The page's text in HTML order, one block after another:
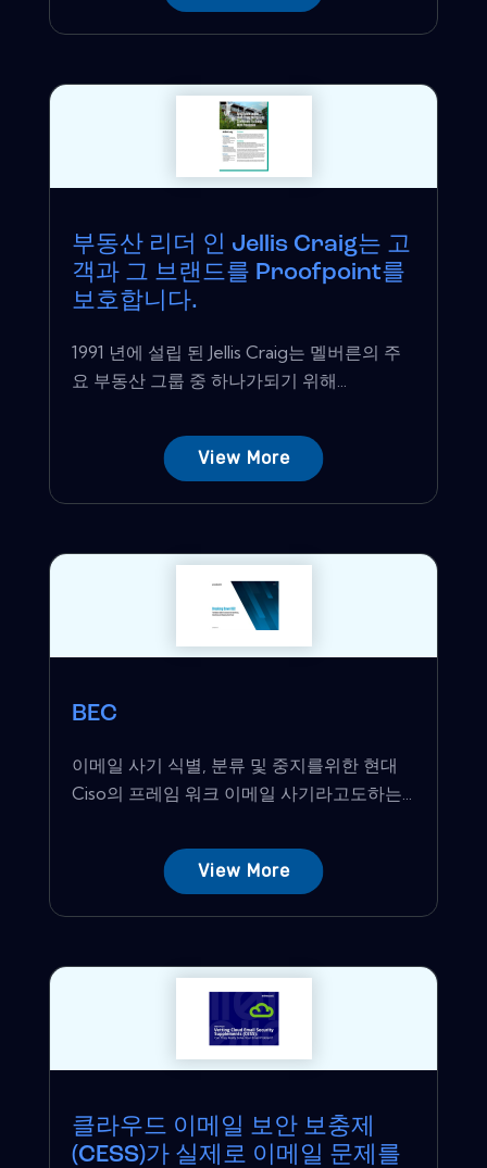
부동산 리더 인 Jellis Craig는 고
객과 그 브랜드를 Proofpoint를
보호합니다.
1991 년에 설립 된 Jellis Craig는 멜버른의 주
요 부동산 그룹 중 하나가되기 위해...
View More
BEC
이메일 사기 식별, 분류 및 중지를위한 현대
Ciso의 프레임 워크 이메일 사기라고도하는...
View More
클라우드 이메일 보안 보충제
(CESS)가 실제로 이메일 문제를